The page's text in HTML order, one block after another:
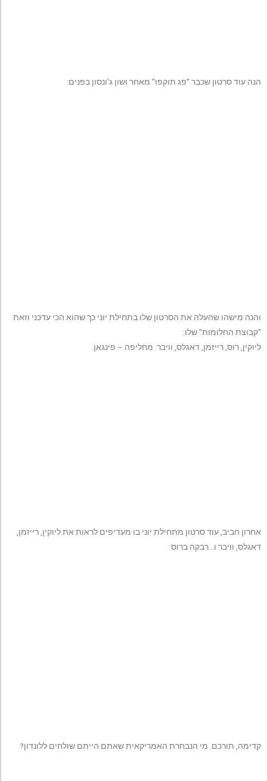
הנה עוד סרטון שכבר "פג תוקפו" מאחר ושון ג'ונסון בפנים:
והנה מישהו שהעלה את הסרטון שלו בתחילת יוני כך שהוא הכי עדכני וזאת
"קבוצת החלומות" שלו:
ליוקין, רוס, רייזמן, דאגלס, וויבר. מחליפה – פינגאן.
אחרון חביב, עוד סרטון מתחילת יוני בו מעדיפים לראות את ליוקין, רייזמן,
דאגלס, וויבר ו…רבקה ברוס:
קדימה, תורכם. מי הנבחרת האמריקאית שאתם הייתם שולחים ללונדון?